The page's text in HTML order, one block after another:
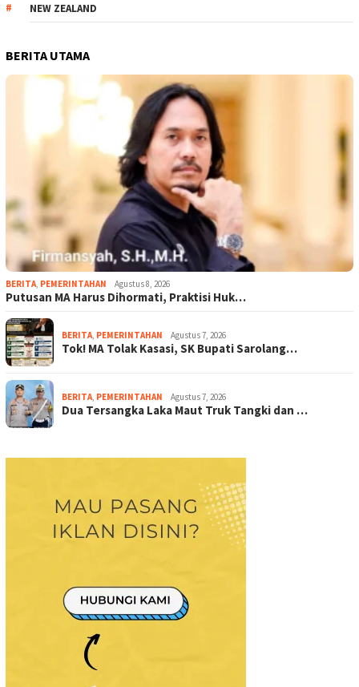
NEW ZEALAND
BERITA UTAMA
BERITA PEMERINTAHAN Agustus 8, 2026
Putusan MA Harus Dihormati, Praktisi Huk…
BERITA PEMERINTAHAN Agustus 7, 2026
Tok! MA Tolak Kasasi, SK Bupati Sarolang…
BERITA PEMERINTAHAN Agustus 7, 2026
Dua Tersangka Laka Maut Truk Tangki dan …